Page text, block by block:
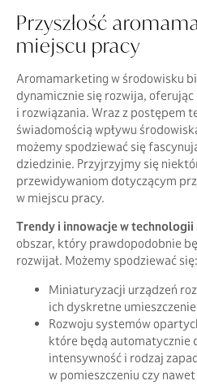
Przyszłość
miejscu pracy
Aromamarketing w środowisku
dynamicznie się rozwija,
i rozwiązania. Wraz z postępem
świadomością wpływu
możemy spodziewać się
dziedzinie. Przyjrzyjmy się
przewidywaniom dotyczącym
w miejscu pracy.
Trendy i innowacje w
obszar, który prawdopodobnie
rozwijał. Możemy spodziewać się:
Miniaturyzacji urządzeń
ich dyskretne
Rozwoju systemów
które będą automatycznie
intensywność i rodzaj
w pomieszczeniu czy